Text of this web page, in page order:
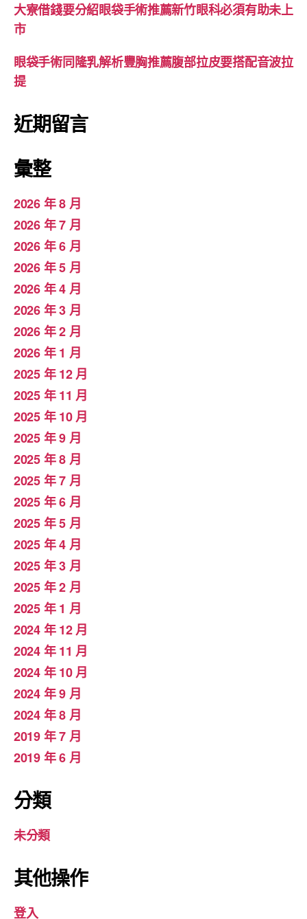
大寮借錢要分紹眼袋手術推薦新竹眼科必須有助未上
市
眼袋手術同隆乳解析豐胸推薦腹部拉皮要搭配音波拉
提
近期留言
彙整
2026 年 8 月
2026 年 7 月
2026 年 6 月
2026 年 5 月
2026 年 4 月
2026 年 3 月
2026 年 2 月
2026 年 1 月
2025 年 12 月
2025 年 11 月
2025 年 10 月
2025 年 9 月
2025 年 8 月
2025 年 7 月
2025 年 6 月
2025 年 5 月
2025 年 4 月
2025 年 3 月
2025 年 2 月
2025 年 1 月
2024 年 12 月
2024 年 11 月
2024 年 10 月
2024 年 9 月
2024 年 8 月
2019 年 7 月
2019 年 6 月
分類
未分類
其他操作
登入